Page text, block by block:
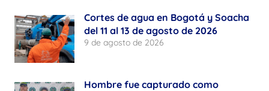
Cortes de agua en Bogotá y Soacha
del 11 al 13 de agosto de 2026
9 de agosto de 2026
Hombre fue capturado como